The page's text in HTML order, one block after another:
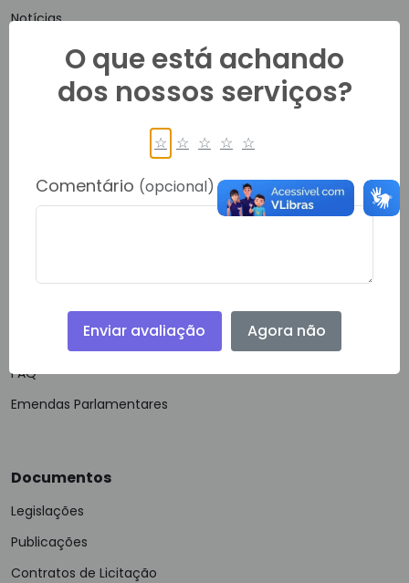
Notícias
Ouvidoria
VLibras
Acessibilidade
Mapa do Site
FAQ
Emendas Parlamentares
Documentos
Legislações
Publicações
Contratos de Licitação
O que está achando
dos nossos serviços?
☆ ☆ ☆ ☆ ☆
Comentário (opcional)
Enviar avaliação Agora não